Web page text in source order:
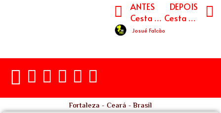
ANTES
Cesta espumante 4
DEPOIS
Cesta espumante 2
Josué Falcão
Fortaleza - Ceará - Brasil